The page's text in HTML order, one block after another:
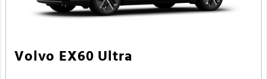
Volvo EX60 Ultra